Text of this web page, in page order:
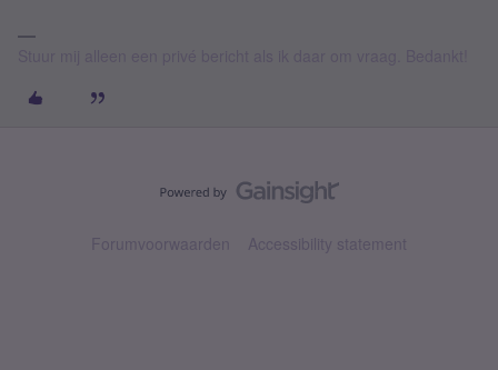
Forumvoorwaarden Accessibility statement